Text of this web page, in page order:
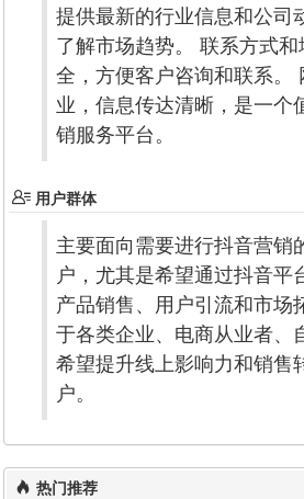
提供最新的行业信息和公司
了解市场趋势。 联系方式
全，方便客户咨询和联系。
业，信息传达清晰，是一个
销服务平台。
用户群体
主要面向需要进行抖音营销
户，尤其是希望通过抖音平
产品销售、用户引流和市场
于各类企业、电商从业者、
希望提升线上影响力和销售
户。
热门推荐